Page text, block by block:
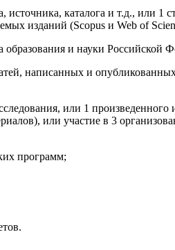
каталога и т.д., или 1
изданий (Scopus и Web of
и науки Российской
написанных и
или 1 произведенного
или участие в 3
программ;